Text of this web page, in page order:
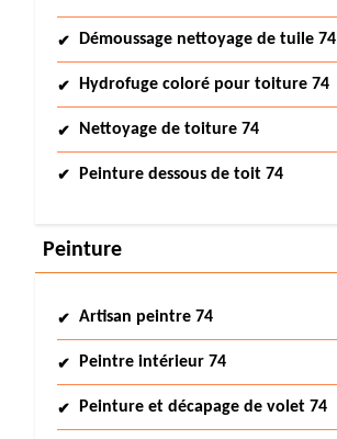
Démoussage nettoyage de tuile 74
Hydrofuge coloré pour toiture 74
Nettoyage de toiture 74
Peinture dessous de toit 74
Peinture
Artisan peintre 74
Peintre intérieur 74
Peinture et décapage de volet 74